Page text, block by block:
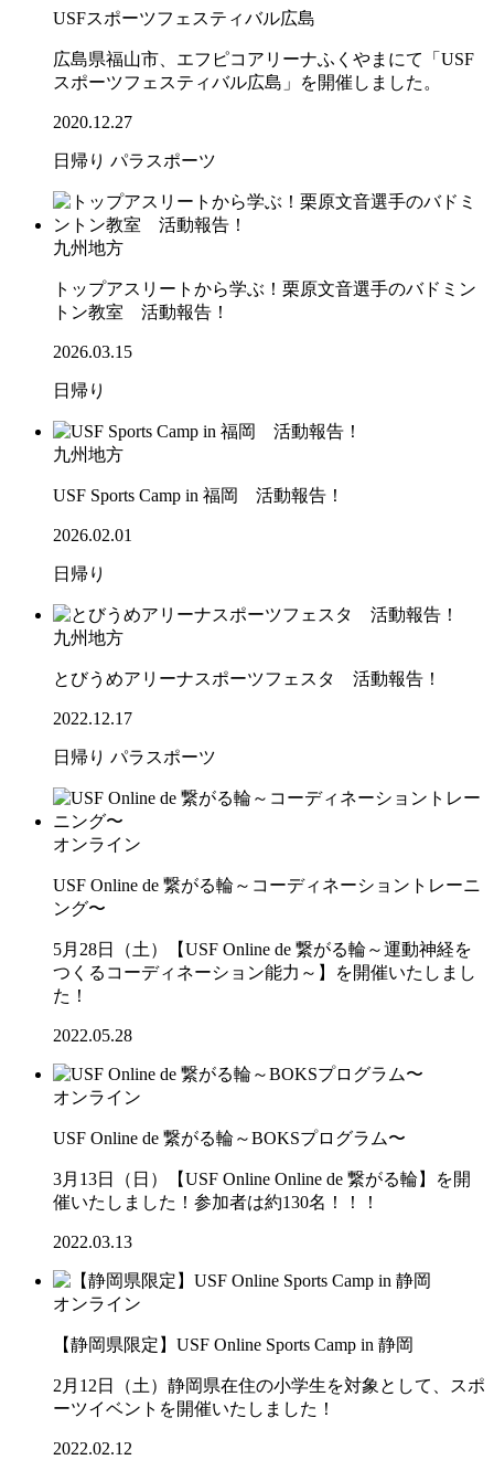
USFスポーツフェスティバル広島
広島県福山市、エフピコアリーナふくやまにて「USF
スポーツフェスティバル広島」を開催しました。
2020.12.27
日帰り パラスポーツ
九州地方
トップアスリートから学ぶ！栗原文音選手のバドミン
トン教室 活動報告！
2026.03.15
日帰り
九州地方
USF Sports Camp in 福岡 活動報告！
2026.02.01
日帰り
九州地方
とびうめアリーナスポーツフェスタ 活動報告！
2022.12.17
日帰り パラスポーツ
オンライン
USF Online de 繋がる輪～コーディネーショントレーニ
ング〜
5月28日（土）【USF Online de 繋がる輪～運動神経を
つくるコーディネーション能力～】を開催いたしまし
た！
2022.05.28
オンライン
USF Online de 繋がる輪～BOKSプログラム〜
3月13日（日）【USF Online Online de 繋がる輪】を開
催いたしました！参加者は約130名！！！
2022.03.13
オンライン
【静岡県限定】USF Online Sports Camp in 静岡
2月12日（土）静岡県在住の小学生を対象として、スポ
ーツイベントを開催いたしました！
2022.02.12